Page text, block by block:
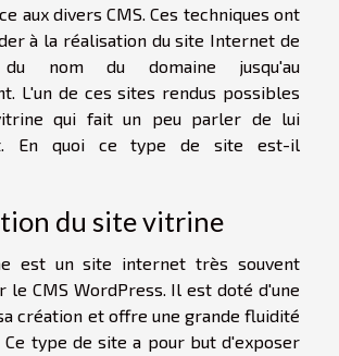
aux divers CMS. Ces techniques ont
à la réalisation du site Internet de
du nom du domaine jusqu'au
L'un de ces sites rendus possibles
qui fait un peu parler de lui
En quoi ce type de site est-il
du site vitrine
est un site internet très souvent
le CMS WordPress. Il est doté d'une
création et offre une grande fluidité
Ce type de site a pour but d'exposer